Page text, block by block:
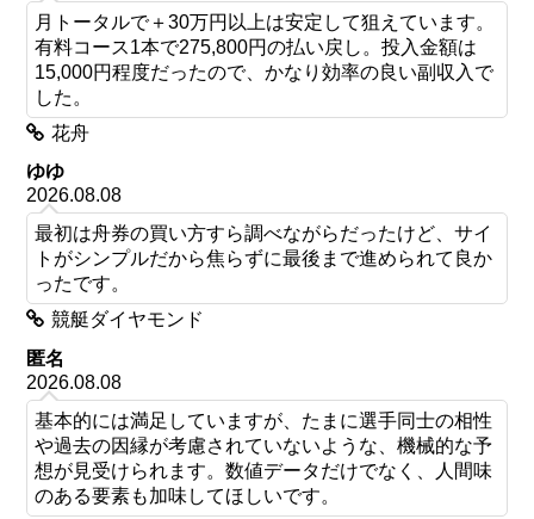
月トータルで＋30万円以上は安定して狙えています。
有料コース1本で275,800円の払い戻し。投入金額は
15,000円程度だったので、かなり効率の良い副収入で
した。
花舟
ゆゆ
2026.08.08
最初は舟券の買い方すら調べながらだったけど、サイ
トがシンプルだから焦らずに最後まで進められて良か
ったです。
競艇ダイヤモンド
匿名
2026.08.08
基本的には満足していますが、たまに選手同士の相性
や過去の因縁が考慮されていないような、機械的な予
想が見受けられます。数値データだけでなく、人間味
のある要素も加味してほしいです。